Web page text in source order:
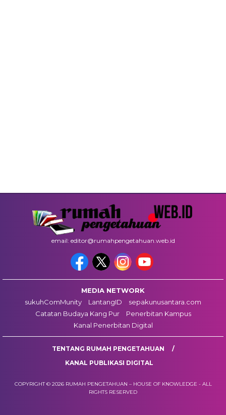
email: editor@rumahpengetahuan.web.id
MEDIA NETWORK
sukuhComMunity
LantangID
sepakunusantara.com
Catatan Budaya Kang Pur
Penerbitan Kampus
Kanal Penerbitan Digital
TENTANG RUMAH PENGETAHUAN
KANAL PUBLIKASI DIGITAL
COPYRIGHT © 2026 RUMAH PENGETAHUAN – HOUSE OF KNOWLEDGE - ALL
RIGHTS RESERVED